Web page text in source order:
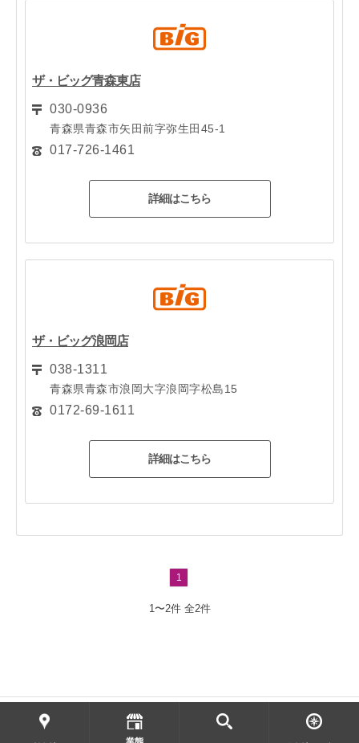
ザ・ビッグ青森東店
030-0936
青森県青森市矢田前字弥生田45-1
017-726-1461
詳細はこちら
ザ・ビッグ浪岡店
038-1311
青森県青森市浪岡大字浪岡字松島15
0172-69-1611
詳細はこちら
1
1〜2件全2件